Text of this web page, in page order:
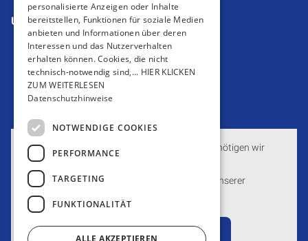
Unsere Bereiche
Privatkunden
Gewerbekunden
Karriere
Unternehmen
Kontakt
Um externe HTML-Inhalte anzuzeigen, benötigen wir
Weitere Informationen finden Sie in unserer
Datenschutzerklärung.
Cookie-Einstellungen öffnen
personalisierte Anzeigen oder Inhalte
bereitstellen, Funktionen für soziale Medien
anbieten und Informationen über deren
Interessen und das Nutzerverhalten
erhalten können. Cookies, die nicht
technisch-notwendig sind,... HIER KLICKEN
ZUM WEITERLESEN
Datenschutzhinweise
NOTWENDIGE COOKIES
PERFORMANCE
TARGETING
FUNKTIONALITÄT
ALLE AKZEPTIEREN